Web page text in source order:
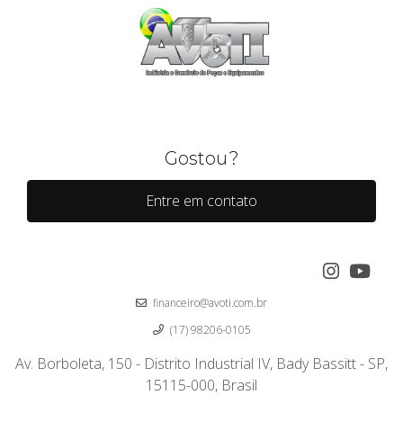
Gostou?
Entre em contato
financeiro@avoti.com.br
(17) 98206-0105
Av. Borboleta, 150 - Distrito Industrial IV, Bady Bassitt - SP,
15115-000, Brasil